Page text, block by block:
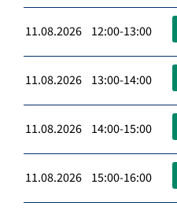
11.08.2026 12:00-13:00
11.08.2026 13:00-14:00
11.08.2026 14:00-15:00
11.08.2026 15:00-16:00